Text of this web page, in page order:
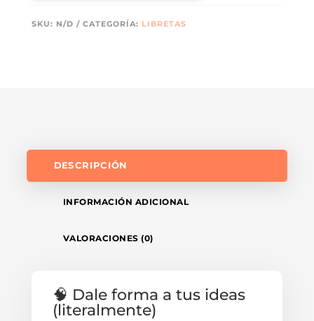
SKU: N/D CATEGORÍA: LIBRETAS
DESCRIPCIÓN
INFORMACIÓN ADICIONAL
VALORACIONES (0)
🧠 Dale forma a tus ideas
(literalmente)